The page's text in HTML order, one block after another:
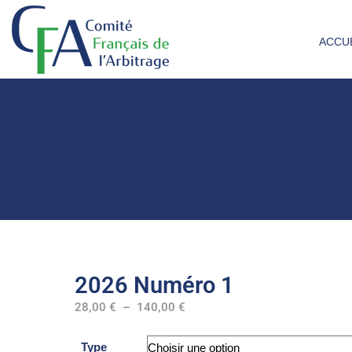
2026 Numéro 1
28,00 € – 140,00 €
Type